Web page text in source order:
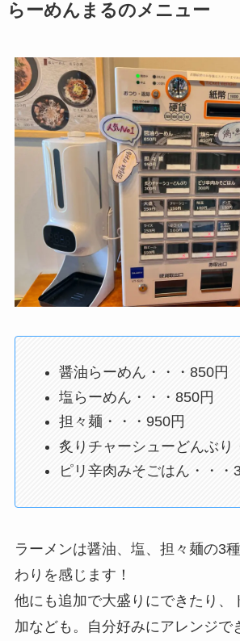
らーめんまるのメニュー
醤油らーめん・・・850円
塩らーめん・・・850円
担々麺・・・950円
炙りチャーシューどんぶり
ピリ辛肉みそごはん・・・
ラーメンは醤油、塩、担々麺の3
わりを感じます！
他にも追加で大盛りにできたり、
加なども。自分好みにアレンジで